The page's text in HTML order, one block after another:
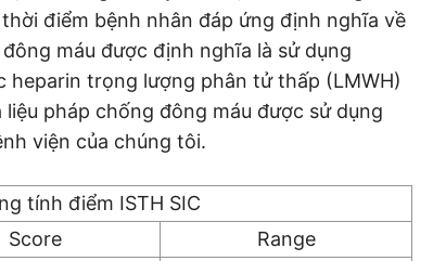
điểm bệnh nhân đáp ứng định nghĩa về
máu được định nghĩa là sử dụng
heparin trọng lượng phân tử thấp (LMWH)
pháp chống đông máu được sử dụng
viện của chúng tôi.
tính điểm ISTH SIC
Score Range